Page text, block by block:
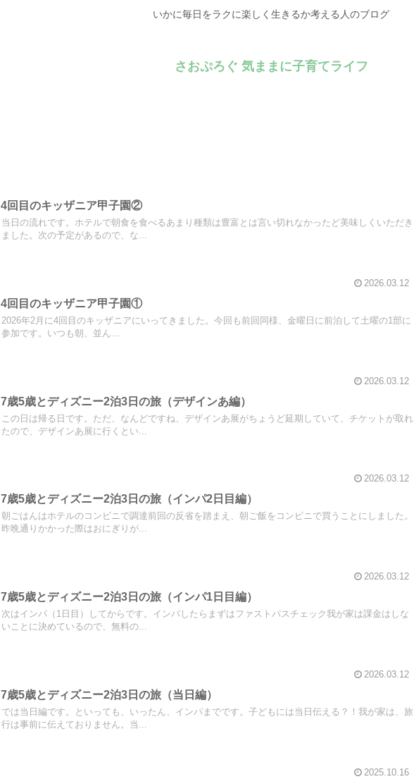
いかに毎日をラクに楽しく生きるか考える人のブログ
さおぷろぐ 気ままに子育てライフ
4回目のキッザニア甲子園②
当日の流れです。ホテルで朝食を食べるあまり種類は豊富とは言い切れなかったど美味しくいただき
ました。次の予定があるので、な...
2026.03.12
4回目のキッザニア甲子園①
2026年2月に4回目のキッザニアにいってきました。今回も前回同様、金曜日に前泊して土曜の1部に
参加です。いつも朝、並ん...
2026.03.12
7歳5歳とディズニー2泊3日の旅（デザインあ編）
この日は帰る日です。ただ、なんどですね、デザインあ展がちょうど延期していて、チケットが取れ
たので、デザインあ展に行くとい...
2026.03.12
7歳5歳とディズニー2泊3日の旅（インパ2日目編）
朝ごはんはホテルのコンビニで調達前回の反省を踏まえ、朝ご飯をコンビニで買うことにしました。
昨晩通りかかった際はおにぎりが...
2026.03.12
7歳5歳とディズニー2泊3日の旅（インパ1日目編）
次はインパ（1日目）してからです。インパしたらまずはファストパスチェック我が家は課金はしな
いことに決めているので、無料の...
2026.03.12
7歳5歳とディズニー2泊3日の旅（当日編）
では当日編です。といっても、いったん、インパまでです。子どもには当日伝える？！我が家は、旅
行は事前に伝えておりません。当...
2025.10.16